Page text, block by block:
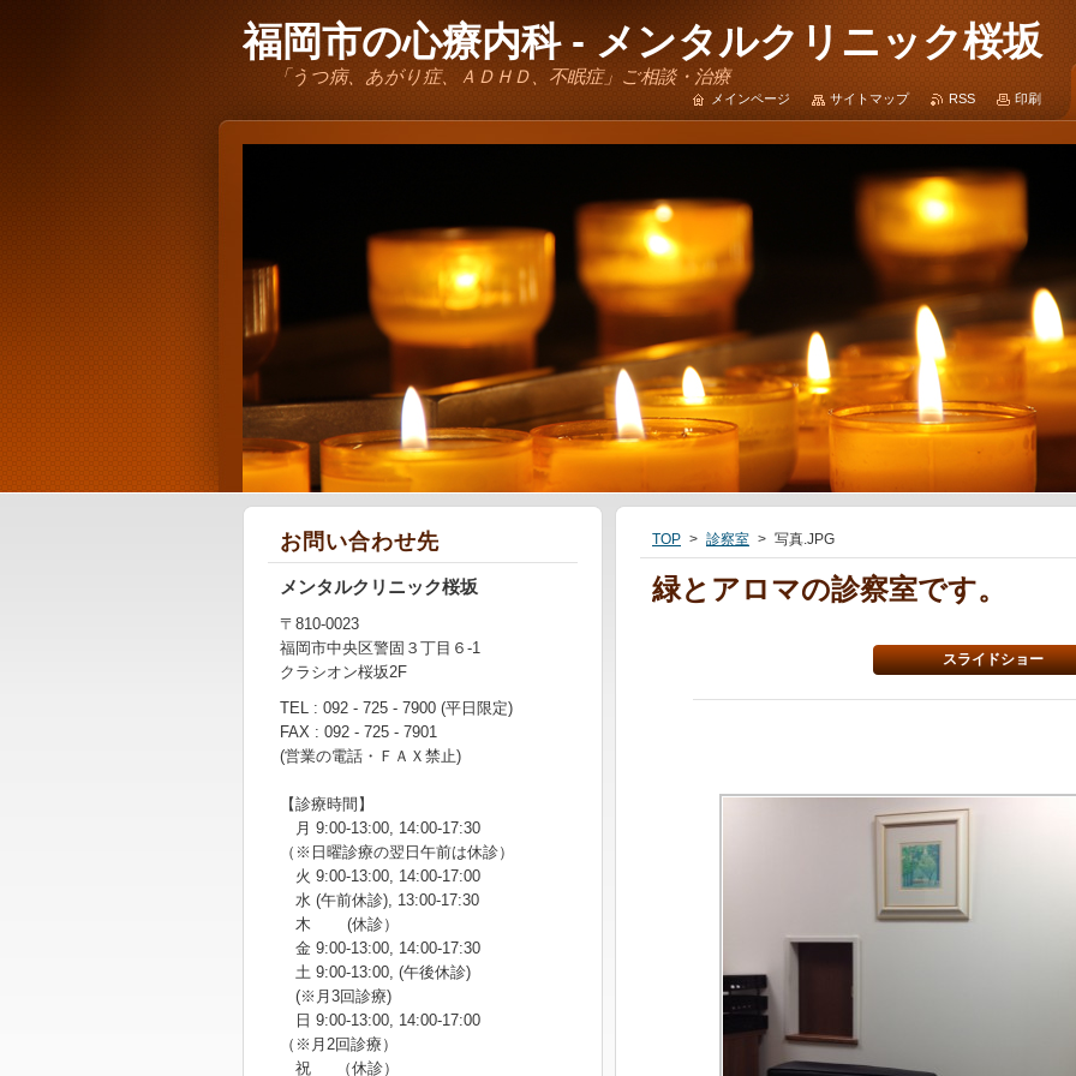
福岡市の心療内科 - メンタルクリニック桜坂
「うつ病、あがり症、ＡＤＨＤ、不眠症」ご相談・治療
TOP > 診察室 > 写真.JPG
緑とアロマの診察室です。
スライドショー
お問い合わせ先
メンタルクリニック桜坂
〒810-0023
福岡市中央区警固３丁目６-1
クラシオン桜坂2F
TEL : 092 - 725 - 7900 (平日限定)
FAX : 092 - 725 - 7901
(営業の電話・ＦＡＸ禁止)
【診療時間】
月 9:00-13:00, 14:00-17:30
（※日曜診療の翌日午前は休診）
火 9:00-13:00, 14:00-17:00
水 (午前休診), 13:00-17:30
木 (休診）
金 9:00-13:00, 14:00-17:30
土 9:00-13:00, (午後休診)
(※月3回診療)
日 9:00-13:00, 14:00-17:00
（※月2回診療）
祝 （休診）
メインページ サイトマップ RSS 印刷